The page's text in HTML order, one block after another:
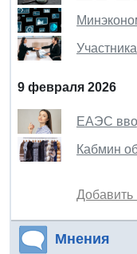
9 февраля 2026
ЕАЭС
Кабмин
Мнения